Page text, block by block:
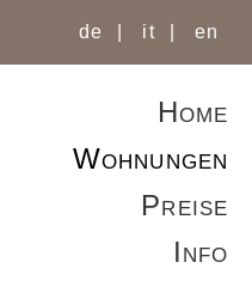
de it en
Home
Wohnungen
Wohnung A
Wohnung B
Preise
Info